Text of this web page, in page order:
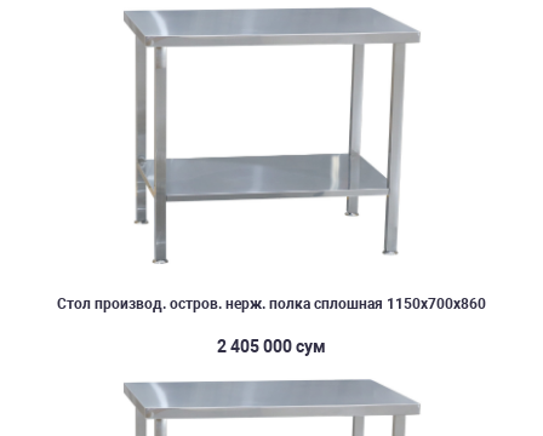
Стол производ. остров. нерж. полка сплошная 1150х700х860
2 405 000 сум